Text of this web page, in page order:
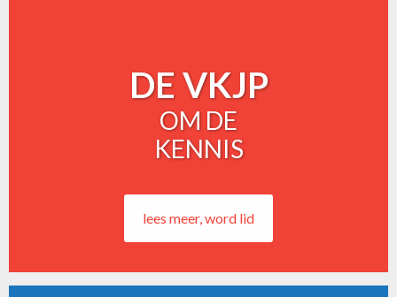
DE VKJP
OM DE
KENNIS
lees meer, word lid